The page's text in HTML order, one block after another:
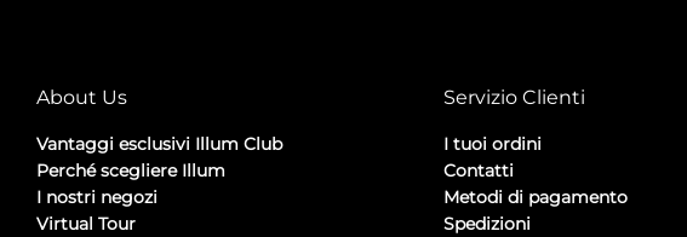
About Us
Vantaggi esclusivi Illum Club
Perché scegliere Illum
I nostri negozi
Virtual Tour
Servizio Clienti
I tuoi ordini
Contatti
Metodi di pagamento
Spedizioni